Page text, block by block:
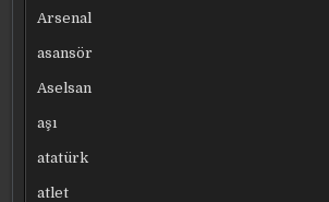
Arsenal
asansör
Aselsan
aşı
atatürk
atlet